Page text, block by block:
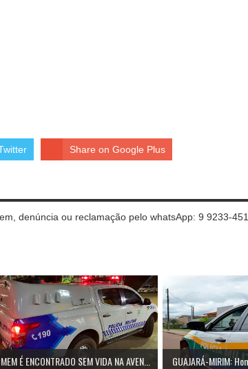
Share on Google Plus
denúncia ou reclamação pelo whatsApp: 9 9233-
É ENCONTRADO SEM VIDA NA AVEN... GUAJARÁ-MIRIM: